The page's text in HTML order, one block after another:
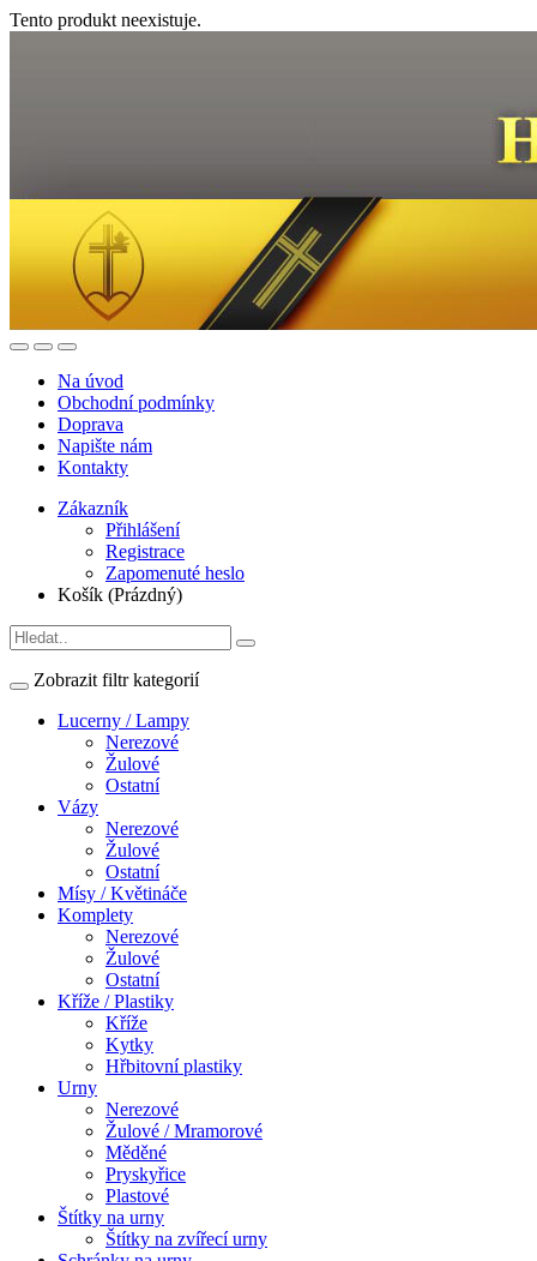
Tento produkt neexistuje.
Na úvod
Obchodní podmínky
Doprava
Napište nám
Kontakty
Zákazník
Přihlášení
Registrace
Zapomenuté heslo
Košík (Prázdný)
Zobrazit filtr kategorií
Lucerny / Lampy
Nerezové
Žulové
Ostatní
Vázy
Nerezové
Žulové
Ostatní
Mísy / Květináče
Komplety
Nerezové
Žulové
Ostatní
Kříže / Plastiky
Kříže
Kytky
Hřbitovní plastiky
Urny
Nerezové
Žulové / Mramorové
Měděné
Pryskyřice
Plastové
Štítky na urny
Štítky na zvířecí urny